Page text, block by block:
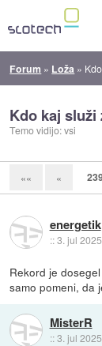
Forum » Loža »
Kdo kaj služi
Temo vidijo: vsi
«« «
energetik
::3. jul
Rekord je
samo pomeni, da
MisterR
::3. jul